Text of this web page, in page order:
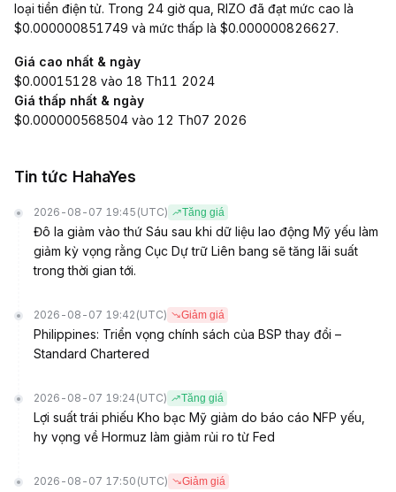
loại tiền điện tử. Trong 24 giờ qua, RIZO đã đạt mức cao là
$0.000000851749 và mức thấp là $0.000000826627.
Giá cao nhất & ngày
$0.00015128 vào 18 Th11 2024
Giá thấp nhất & ngày
$0.000000568504 vào 12 Th07 2026
Tin tức HahaYes
2026-08-07 19:45 (UTC) Tăng giá
Đô la giảm vào thứ Sáu sau khi dữ liệu lao động Mỹ yếu làm
giảm kỳ vọng rằng Cục Dự trữ Liên bang sẽ tăng lãi suất
trong thời gian tới.
2026-08-07 19:42 (UTC) Giảm giá
Philippines: Triển vọng chính sách của BSP thay đổi –
Standard Chartered
2026-08-07 19:24 (UTC) Tăng giá
Lợi suất trái phiếu Kho bạc Mỹ giảm do báo cáo NFP yếu,
hy vọng về Hormuz làm giảm rủi ro từ Fed
2026-08-07 17:50 (UTC) Giảm giá